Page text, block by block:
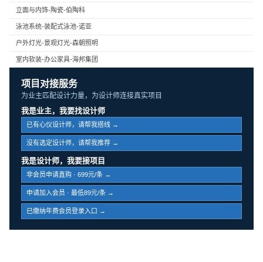
立面与内饰-陶瓷-伯陶科
泳池系统-装配式泳池-诺亚
户外灯光-景观灯光-森朝照明
室内软装-办公家具-海邦集团
项目对接服务
为业主匹配设计力量，为设计师连接真实项目
我是业主，我要找设计师
已有心仪设计师，请帮我搭线 →
没有选定设计师，请帮我推荐 →
我是设计师，我要接项目
非会员申请直购 · 699元/条 →
申请加入会员 · 最低89元/条 →
已缴纳年费会员登录入口 →